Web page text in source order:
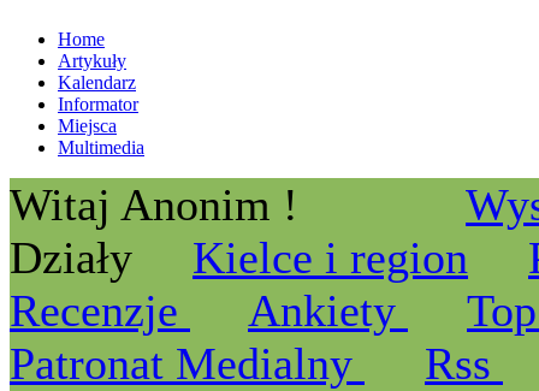
Home
Artykuły
Kalendarz
Informator
Miejsca
Multimedia
Witaj Anonim !
Działy
Kielce i region
Recenzje
Ankiety
Patronat Medialny
Rss